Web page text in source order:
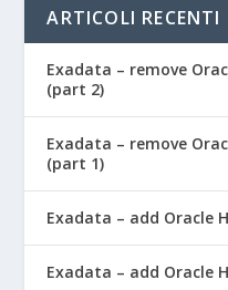
ARTICOLI RECENTI
Exadata – remove
(part 2)
Exadata – remove
(part 1)
Exadata – add Oracle
Exadata – add Oracle